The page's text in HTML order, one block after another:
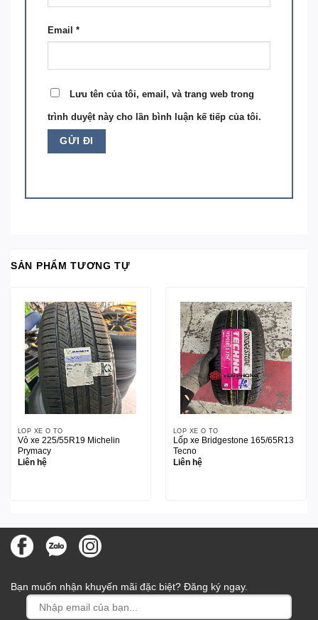
Email *
Lưu tên của tôi, email, và trang web trong
trình duyệt này cho lần bình luận kế tiếp của tôi.
SẢN PHẨM TƯƠNG TỰ
LỐP XE Ô TÔ
Vỏ xe 225/55R19 Michelin
Prymacy
Liên hệ
LỐP XE Ô TÔ
Lốp xe Bridgestone 165/65R13
Tecno
Liên hệ
Bạn muốn nhận khuyến mãi đặc biệt? Đăng ký ngay.